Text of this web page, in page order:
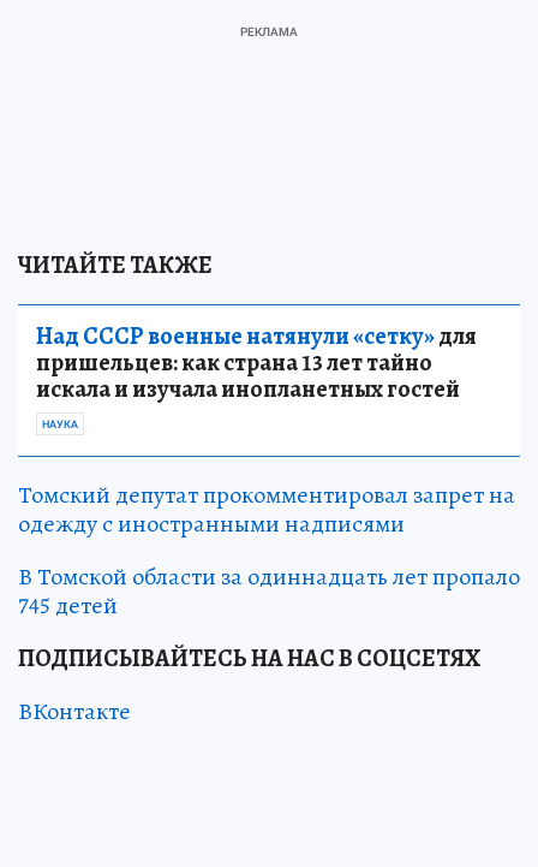
ЧИТАЙТЕ ТАКЖЕ
Над СССР военные натянули «сетку»для
пришельцев: как страна 13 лет тайно
искала и изучала инопланетных гостей
НАУКА
Томский депутат прокомментировал запрет на
одежду с иностранными надписями
В Томской области за одиннадцать лет пропало
745 детей
ПОДПИСЫВАЙТЕСЬ НА НАС В СОЦСЕТЯХ
ВКонтакте